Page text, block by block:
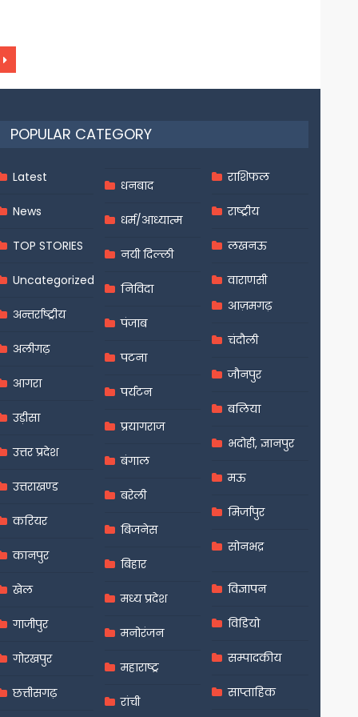
POPULAR CATEGORY
Latest
News
TOP STORIES
Uncategorized
अन्तर्राष्ट्रीय
अलीगढ़
आगरा
उड़ीसा
उत्तर प्रदेश
उत्तराखण्ड
करियर
कानपुर
खेल
गाजीपुर
गोरखपुर
छत्तीसगढ़
धनबाद
धर्म/आध्यात्म
नयी दिल्ली
निविदा
पंजाब
पटना
पर्यटन
प्रयागराज
बंगाल
बरेली
बिजनेस
बिहार
मध्य प्रदेश
मनोरंजन
महाराष्ट्र
रांची
राशिफल
राष्ट्रीय
लखनऊ
वाराणसी
आज़मगढ़
चंदौली
जौनपुर
बलिया
भदोही, ज्ञानपुर
मऊ
मिर्जापुर
सोनभद्र
विज्ञापन
विडियो
सम्पादकीय
साप्ताहिक